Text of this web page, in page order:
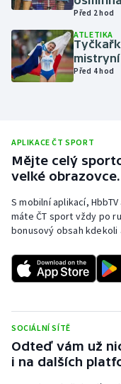
Olympijské hry
Parasport
Plavání
Ragby
Rychlobruslení
Rychlostní
Sportovní střelba
Stolní tenis
Triatlon
Před 2 hod
ATLETIKA
Před 4 hod
APLIKACE ČT SPORT
Mějte celý
velké obrazovce.
S mobilní aplikací,
máte ČT sport vždy po
bonusový obsah kdekoli
SOCIÁLNÍ SÍTĚ
Odteď vám už
i na dalších